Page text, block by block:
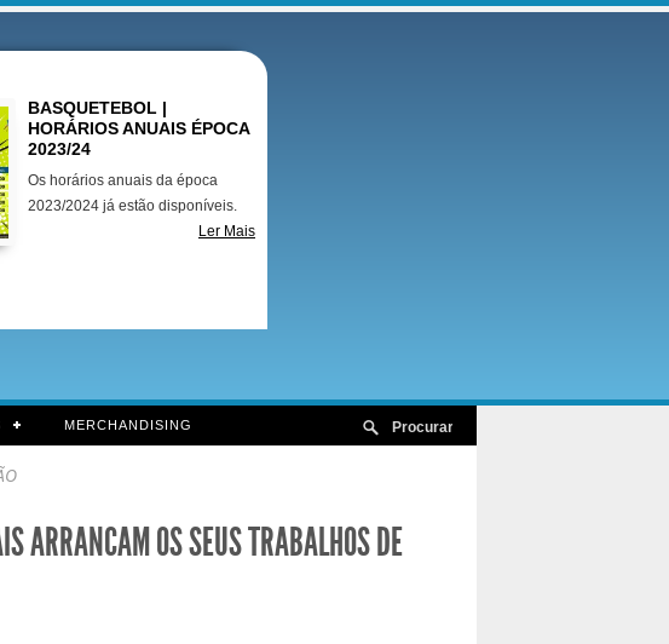
BASQUETEBOL |
HORÁRIOS ANUAIS ÉPOCA
2023/24
Os horários anuais da época
2023/2024 já estão disponíveis.
Ler Mais
MERCHANDISING
ARRANCAM OS SEUS TRABALHOS DE